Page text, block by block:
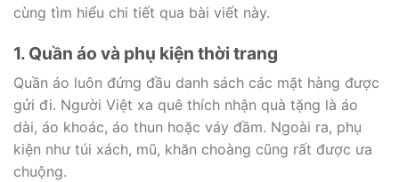
cùng tìm hiểu chi tiết qua bài viết này.
1. Quần áo và phụ kiện thời trang
Quần áo luôn đứng đầu danh sách các mặt hàng được
gửi đi. Người Việt xa quê thích nhận quà tặng là áo
dài, áo khoác, áo thun hoặc váy đầm. Ngoài ra, phụ
kiện như túi xách, mũ, khăn choàng cũng rất được ưa
chuộng.